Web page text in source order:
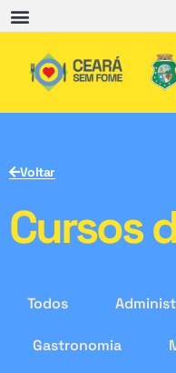
Voltar
Cursos
Todos
Gastronomia